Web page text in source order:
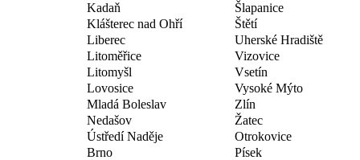
Kadaň
Klášterec nad Ohří
Liberec
Litoměřice
Litomyšl
Lovosice
Mladá Boleslav
Nedašov
Šlapanice
Štětí
Uherské Hradiště
Vizovice
Vsetín
Vysoké Mýto
Zlín
Žatec
Ústředí Naděje
Brno
Otrokovice
Písek